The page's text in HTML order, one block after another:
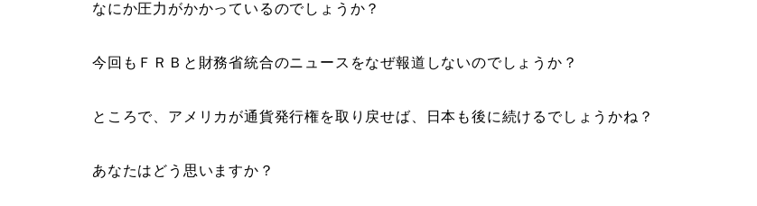
なにか圧力がかかっているのでしょうか？
今回もＦＲＢと財務省統合のニュースをなぜ報道しないのでしょうか？
ところで、アメリカが通貨発行権を取り戻せば、日本も後に続けるでしょうかね？
あなたはどう思いますか？